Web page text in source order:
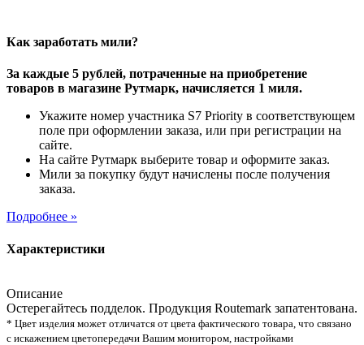
Как заработать мили?
За каждые 5 рублей, потраченные на приобретение
товаров в магазине Рутмарк, начисляется 1 миля.
Укажите номер участника S7 Priority в соответствующем
поле при оформлении заказа, или при регистрации на
сайте.
На сайте Рутмарк выберите товар и оформите заказ.
Мили за покупку будут начислены после получения
заказа.
Подробнее »
Характеристики
Описание
Остерегайтесь подделок. Продукция Routemark запатентована.
* Цвет изделия может отличатся от цвета фактического товара, что связано
с искажением цветопередачи Вашим монитором, настройками